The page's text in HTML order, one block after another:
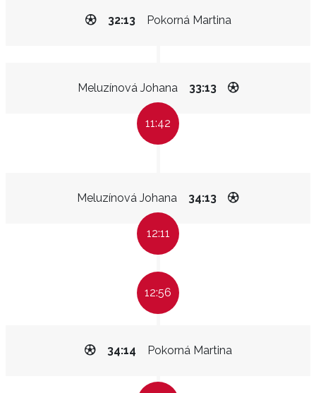
Pokorná Martina
32:13
Meluzínová Johana 33:13
11:42
Meluzínová Johana 34:13
12:11
12:56
Pokorná Martina
34:14